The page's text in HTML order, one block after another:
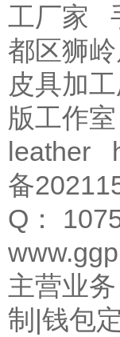
工厂家
都区狮
皮具加
版工作室
leather
备
Q：
主营业
制|钱包